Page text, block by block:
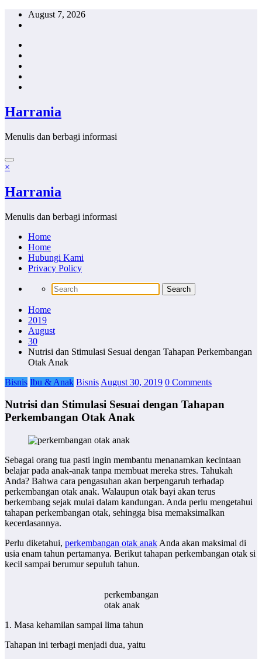
Skip
August 7, 2026
Harrania
Menulis dan berbagi informasi
×
Harrania
Menulis dan berbagi informasi
Home
Home
Hubungi Kami
Privacy Policy
Home
2019
August
30
Nutrisi dan Stimulasi Sesuai dengan Tahapan Perkembangan
Otak Anak
Bisnis Ibu & Anak Bisnis August 30, 2019 0 Comments
Nutrisi dan Stimulasi Sesuai dengan Tahapan
Perkembangan Otak Anak
Sebagai orang tua pasti ingin membantu menanamkan kecintaan
belajar pada anak-anak tanpa membuat mereka stres. Tahukah
Anda? Bahwa cara pengasuhan akan berpengaruh terhadap
perkembangan otak anak. Walaupun otak bayi akan terus
berkembang sejak mulai dalam kandungan. Anda perlu mengetahui
tahapan perkembangan otak, sehingga bisa memaksimalkan
kecerdasannya.
Perlu diketahui, perkembangan otak anak Anda akan maksimal di
usia enam tahun pertamanya. Berikut tahapan perkembangan otak si
kecil sampai berumur sepuluh tahun.
perkembangan
otak anak
1. Masa kehamilan sampai lima tahun
Tahapan ini terbagi menjadi dua, yaitu